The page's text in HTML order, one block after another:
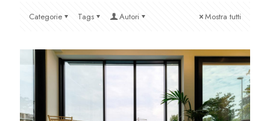
Categorie Tags Autori Mostra tutti